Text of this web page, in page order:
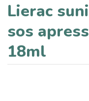
Lierac
sos
18ml